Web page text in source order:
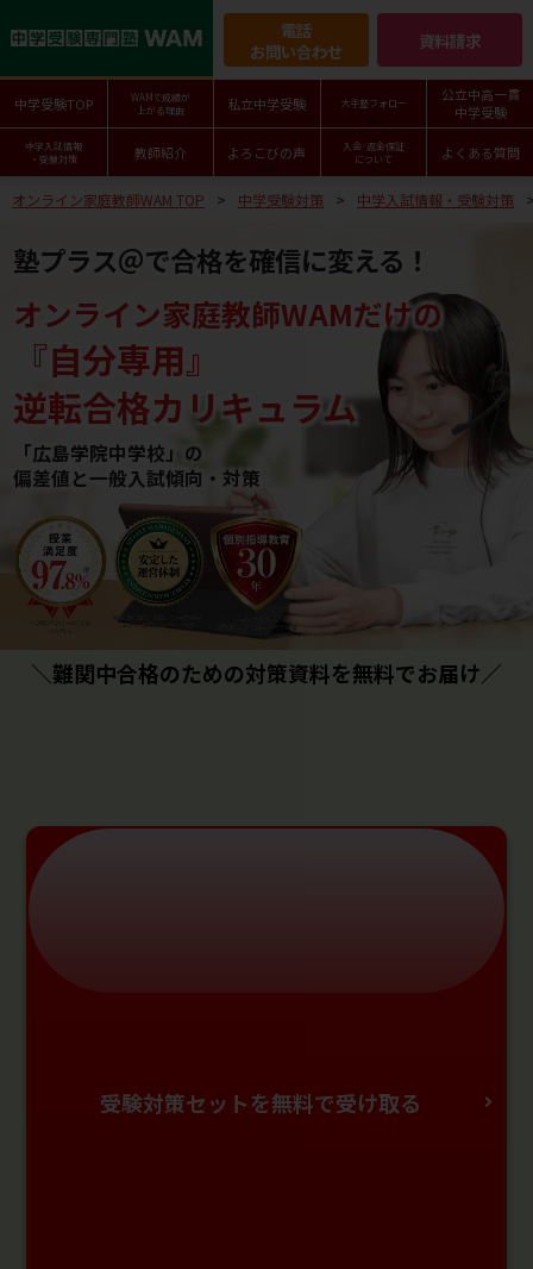
電話
お問い合わせ
資料請求
中学受験TOP
WAMで成績が
上がる理由
私立中学受験 大手塾フォロー
公立中高一貫
中学受験
中学入試情報
・受験対策
教師紹介 よろこびの声
入会･返金保証
について
よくある質問
オンライン家庭教師WAM TOP 中学受験対策 中学入試情報・受験対策
塾プラス＠で合格を確信に変える！
オンライン家庭教師WAMだけの
『自分専用』
逆転合格カリキュラム
「広島学院中学校」の
偏差値と一般入試傾向・対策
＼難関中合格のための対策資料を無料でお届け／
受験対策セットを無料で受け取る